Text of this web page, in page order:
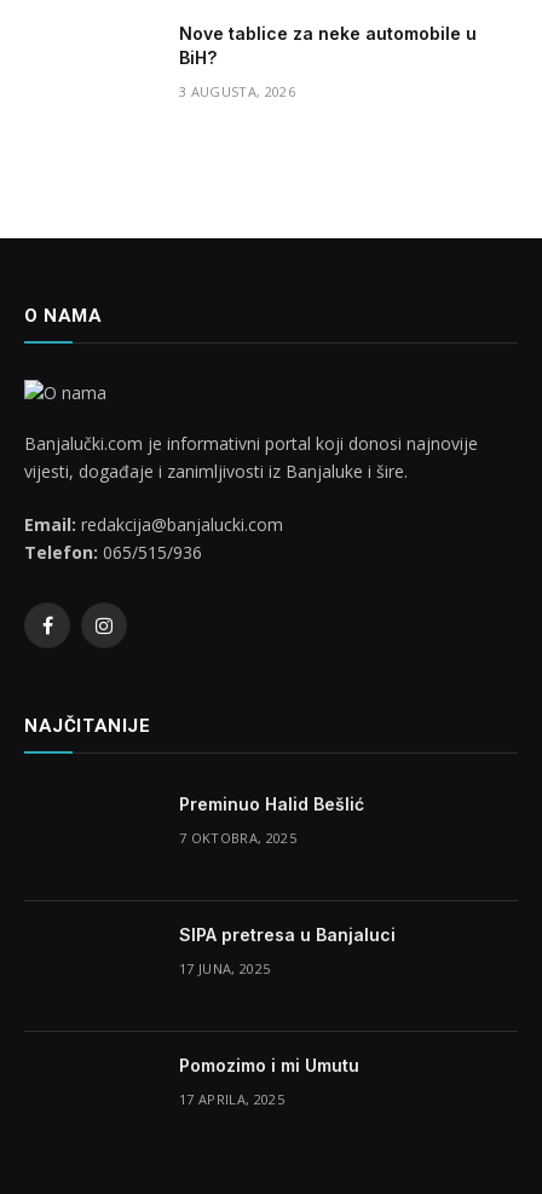
Nove tablice za neke automobile u
BiH?
3 AUGUSTA, 2026
O NAMA
Banjalučki.com je informativni portal koji donosi najnovije
vijesti, događaje i zanimljivosti iz Banjaluke i šire.
Email: redakcija@banjalucki.com
Telefon: 065/515/936
FacebookInstagram
NAJČITANIJE
Preminuo Halid Bešlić
7 OKTOBRA, 2025
SIPA pretresa u Banjaluci
17 JUNA, 2025
Pomozimo i mi Umutu
17 APRILA, 2025